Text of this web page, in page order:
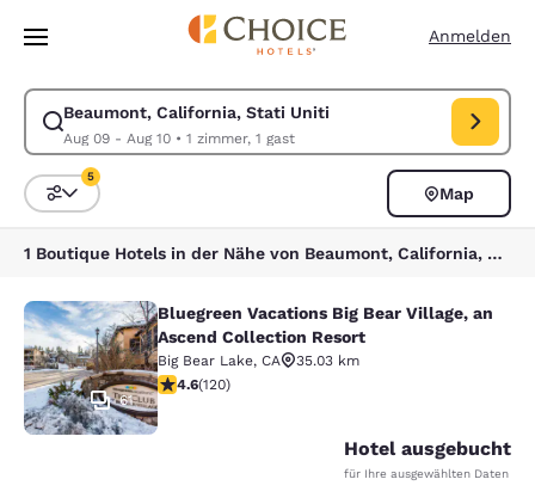
Weiter Zu Hauptinhalt
Anmelden
Beaumont, California, Stati Uniti
Aug 09 - Aug 10• 1 zimmer, 1 gast
Suche für Beaumont, California, Stati Uniti ändern. Check-in-Datum
Sortieren und Filtern,
5
Map
1 Boutique Hotels in der Nähe von Beaumont, California, Stati Uniti entsprechen Ihren Filtern
Bluegreen Vacations Big Bear
61
Bluegreen Vacations Big Bear Village, an
Ascend Collection Resort
Big Bear Lake, CA
35.03 km
4.63-Sterne-Bewertung. Außergewöhnlich. 120
4.6(120)
Hotel ausgebucht
für Ihre ausgewählten Daten